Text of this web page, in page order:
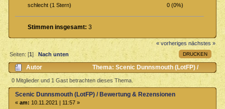
schlecht (1 Stern) 0 (0%)
Stimmen insgesamt: 3
« vorheriges nächstes »
DRUCKEN
Seiten: [1] Nach unten
Autor
Thema: Scenic Dunnsmouth (LotFP) /
Bewertung & Rezensionen (Gelesen 833 mal)
0 Mitglieder und 1 Gast betrachten dieses Thema.
Scenic Dunnsmouth (LotFP) / Bewertung & Rezensionen
« am: 10.11.2021 | 11:57 »